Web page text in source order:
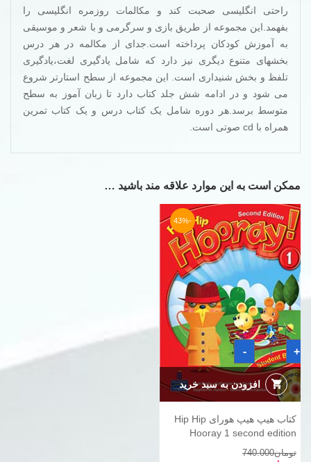
راحتی انگلیسی صحبت کند و مکالمات روزمره انگلیسی را
بفهمد.این مجموعه از طریق بازی و سرگرمی و با شعر و موسیقی
به آموزش کودکان پرداخته است.جدای از مکالمه در هر درس
بخشهای متنوع دیگری نیز دارد که شامل یادگیری لغت،یادگیری
تلفظ و بخش شنیداری است. این مجموعه از سطح استارتر شروع
می شود و در ادامه شش جلد کتاب دارد تا زبان آموز به سطح
متوسط برسد.هر دوره شامل یک کتاب درس و یک کتاب تمرین
همراه با cd صوتی است.
ممکن است به این موارد علاقه مند باشید …
-43%
-
کتاب
هیپ
هیپ
هورای
Hip
Hip
Hooray
second
edition
+
افزودن به سبد خرید
کتاب هیپ هیپ هورای Hip Hip
Hooray 1 second edition
تومان740.000قیمت
قیمت